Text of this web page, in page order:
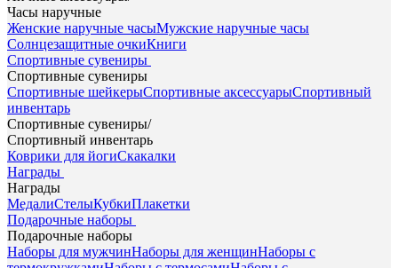
Часы наручные
Женские наручные часыМужские наручные часы
Солнцезащитные очкиКниги
Спортивные сувениры
Спортивные сувениры
Спортивные шейкерыСпортивные аксессуарыСпортивный
инвентарь
Спортивные сувениры/
Спортивный инвентарь
Коврики для йогиСкакалки
Награды
Награды
МедалиСтелыКубкиПлакетки
Подарочные наборы
Подарочные наборы
Наборы для мужчинНаборы для женщинНаборы с